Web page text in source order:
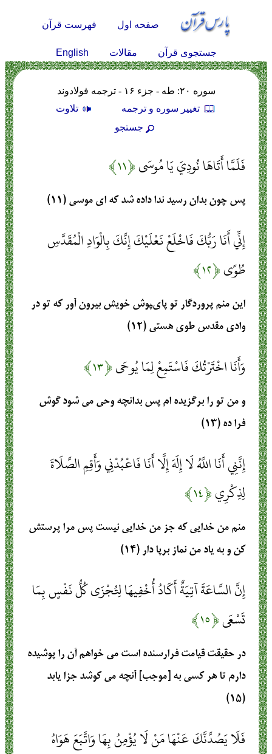
صفحه اول فهرست قرآن
جستجوی قرآن مقالات English
سوره ۲۰: طه - جزء ۱۶ - ترجمه فولادوند
تغيير سوره و ترجمه
تلاوت
جستجو
فَلَمَّا أَتَاهَا نُودِيَ يَا مُوسَى﴿۱۱﴾
پس چون بدان رسيد ندا داده شد كه اى موسى (۱۱)
إِنِّي أَنَا رَبُّكَ فَاخْلَعْ نَعْلَيْكَ إِنَّكَ بِالْوَادِ الْمُقَدَّسِ
طُوًى﴿۱۲﴾
اين منم پروردگار تو پاى‏پوش خويش بيرون آور كه تو در
وادى مقدس طوى هستى (۱۲)
وَأَنَا اخْتَرْتُكَ فَاسْتَمِعْ لِمَا يُوحَى﴿۱۳﴾
و من تو را برگزيده‏ ام پس بدانچه وحى مى ‏شود گوش
فرا ده (۱۳)
إِنَّنِي أَنَا اللَّهُ لَا إِلَهَ إِلَّا أَنَا فَاعْبُدْنِي وَأَقِمِ الصَّلَاةَ
لِذِكْرِي﴿۱۴﴾
منم من خدايى كه جز من خدايى نيست پس مرا پرستش
كن و به ياد من نماز برپا دار (۱۴)
إِنَّ السَّاعَةَ آتِيَةٌ أَكَادُ أُخْفِيهَا لِتُجْزَى كُلُّ نَفْسٍ بِمَا
تَسْعَى﴿۱۵﴾
در حقيقت قيامت فرارسنده است مى‏ خواهم آن را پوشيده
دارم تا هر كسى به [موجب] آنچه مى ‏كوشد جزا يابد
(۱۵)
فَلَا يَصُدَّنَّكَ عَنْهَا مَنْ لَا يُؤْمِنُ بِهَا وَاتَّبَعَ هَوَاهُ